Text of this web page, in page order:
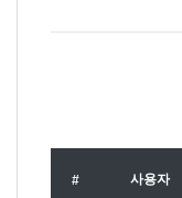
# 사용자